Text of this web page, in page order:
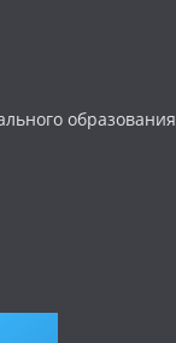
образования